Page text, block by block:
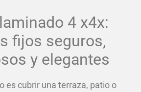
4 x4x:
fijos seguros,
y elegantes
es cubrir una terraza, patio o